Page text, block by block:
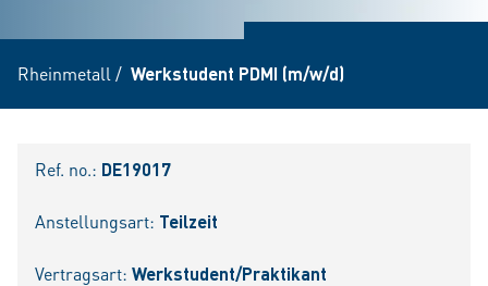
Rheinmetall / Werkstudent PDMI (m/w/d)
Ref. no.: DE19017
Anstellungsart: Teilzeit
Vertragsart: Werkstudent/Praktikant